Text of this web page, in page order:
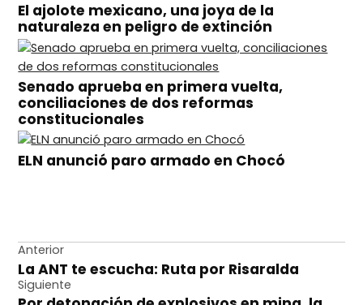
El ajolote mexicano, una joya de la
naturaleza en peligro de extinción
Senado aprueba en primera vuelta,
conciliaciones de dos reformas
constitucionales
ELN anunció paro armado en Chocó
Navegación
de
Anterior
La ANT te escucha: Ruta por Risaralda
Siguiente